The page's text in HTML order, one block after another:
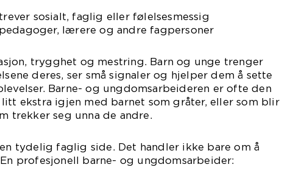
sosialt, faglig eller følelsesmessig
lærere og andre fagpersoner
trygghet og mestring. Barn og unge trenger
deres, ser små signaler og hjelper dem å sette
Barne- og ungdomsarbeideren er ofte den
ekstra igjen med barnet som gråter, eller som blir
trekker seg unna de andre.
tydelig faglig side. Det handler ikke bare om å
profesjonell barne- og ungdomsarbeider: